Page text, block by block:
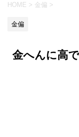
HOME > 金偏 >
金偏
金へんに高